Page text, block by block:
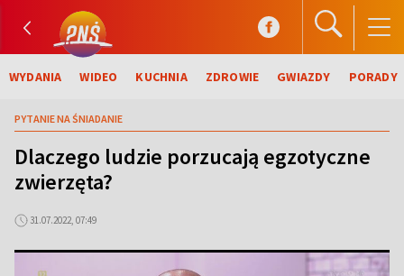
WYDANIA WIDEO KUCHNIA ZDROWIE GWIAZDY PORADY
PYTANIE NA ŚNIADANIE
Dlaczego ludzie porzucają egzotyczne
zwierzęta?
31.07.2022, 07:49